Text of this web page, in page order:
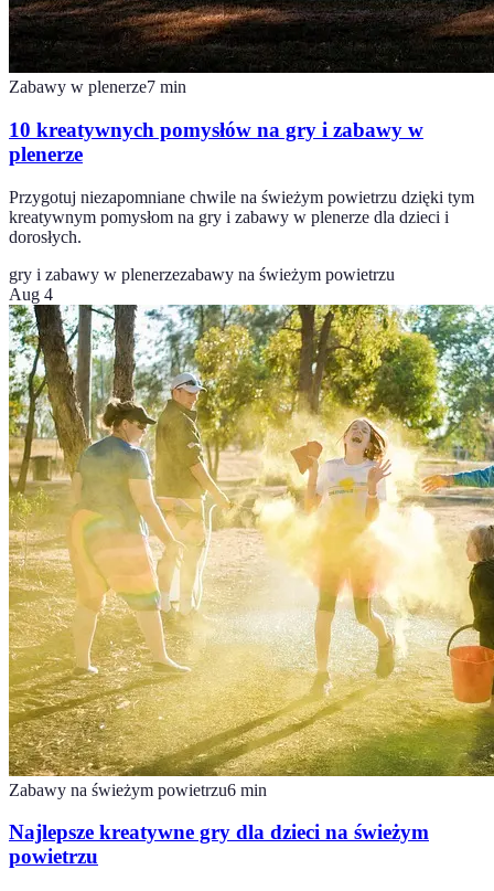
Zabawy w plenerze7 min
10 kreatywnych pomysłów na gry i zabawy w
plenerze
Przygotuj niezapomniane chwile na świeżym powietrzu dzięki tym
kreatywnym pomysłom na gry i zabawy w plenerze dla dzieci i
dorosłych.
gry i zabawy w plenerzezabawy na świeżym powietrzu
Aug 4
Zabawy na świeżym powietrzu6 min
Najlepsze kreatywne gry dla dzieci na świeżym
powietrzu